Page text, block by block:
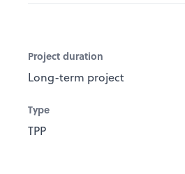
Project duration
Long-term project
Type
TPP